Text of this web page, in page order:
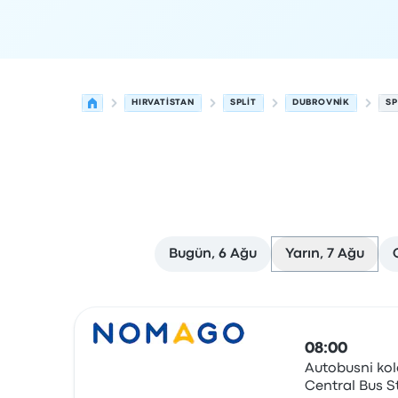
HIRVATISTAN SPLIT DUBROVNIK
Bugün, 6 Ağu Yarın, 7 Ağu
08:00
Autobusni
Central Bus